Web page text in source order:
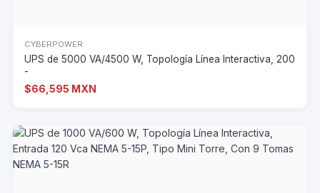
CYBERPOWER
UPS de 5000 VA/4500 W, Topología Línea Interactiva, 200
-
$66,595 MXN